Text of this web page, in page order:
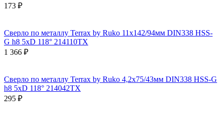
173 ₽
Сверло по металлу Terrax by Ruko 11x142/94мм DIN338 HSS-
G h8 5xD 118° 214110TX
1 366 ₽
Сверло по металлу Terrax by Ruko 4,2x75/43мм DIN338 HSS-G
h8 5xD 118° 214042TX
295 ₽